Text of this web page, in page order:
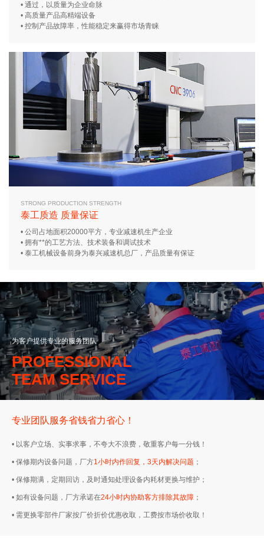
• 通过，以质量为企业命脉
• 高质量产品高精端设备
• 控制产品故障率，性能稳定来赢得市场青睐
STRONG PRODUCTION STRENGTH
泰工质造 质量保证
• 公司占地面积20000平方，专业减速机生产企业
• 拥有**的工艺方法、技术装备和调试技术
• 泰工机械设备前身为泰兴减速机总厂，产品质量有保证
为客户提供专业的服务团队
PROFESSIONAL
TEAM SERVICE
专业团队服务省钱省力省心！
• 以客户立场、实事求事，不夸大不浪费，敬重客户每一分钱！
• 保修期内设备问题，厂方1小时内作回复，3天内解决问题 ；
• 保修期满，定期回访，及时通知处理设备内耗材更换与维护；
• 如有设备问题，厂方承诺在24小时内协助客方排除其故障 ；
• 需更换零部件厂家按厂价折价优惠收取，工费按市场价收取！